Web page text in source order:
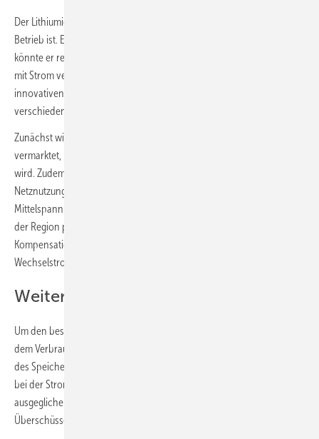
Der Lithiumionen-Speicher in Haßfurt ist schon seit Herbst 2021 in
Betrieb ist. Er hat eine Kapazität von zehn Megawattstunden. Damit
könnte er rein rechnerisch 1.000 Haushalte für mehr als 24 Stunden
mit Strom versorgen. Die Anlage wird derzeit schon mit einem
innovativen Konzept betrieben. Dieses setzt sich aus drei
verschiedenen Fahrweisen zusammen.
Zunächst wird die Flexibilität des Speichers im Intradayhandel
vermarktet, bei dem Strom tagesaktuell und kontinuierlich gehandelt
wird. Zudem senkt die Batterie mit ihren neun Megawatt Leistung die
Netznutzungskosten an der Übergabestelle zwischen Verteilnetz und
Mittelspannungsebene. Davon können wiederum Stromkund:innen
der Region profitieren. Zusätzlich wird der Speicher für die
Kompensation von Blindleistung genutzt, was energietechnisch im
Wechselstromnetz notwendig ist.
Weiteres Betriebskonzept aufgesetzt
Um den besseren Ausgleich der volatilen Ökostromeinspeisung mit
dem Verbrauch zu erproben, wird ein zusätzliches Betriebskonzept
des Speichers eingeführt. Auf diese Weise sollen die Schwankungen
bei der Stromerzeugung durch Wind- und Solarkraftwerke
ausgeglichen werden. Denn der Speicher lagert eventuelle
Überschüsse zwischen, wenn sonst zu viel Strom im Netz wäre.